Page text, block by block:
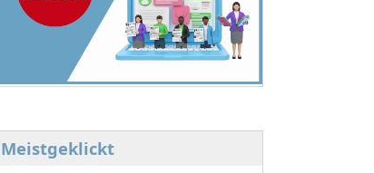
Meistgeklickt